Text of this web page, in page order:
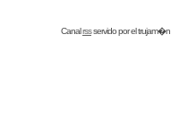
Canalrssservido por eltrujam�n